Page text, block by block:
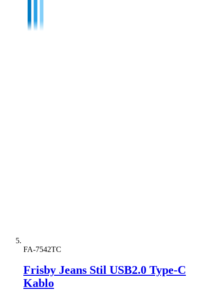
FA-7542TC
Frisby Jeans Stil USB2.0 Type-C
Kablo